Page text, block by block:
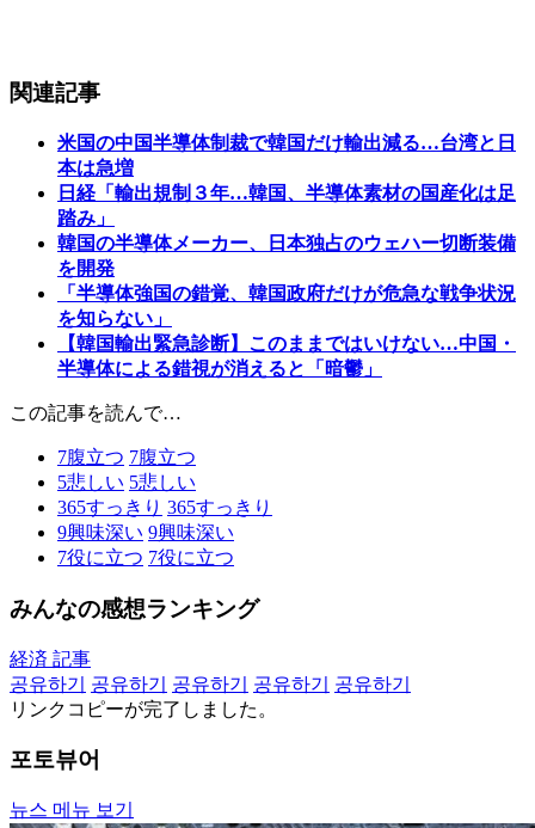
関連記事
米国の中国半導体制裁で韓国だけ輸出減る…台湾と日
本は急増
日経「輸出規制３年…韓国、半導体素材の国産化は足
踏み」
韓国の半導体メーカー、日本独占のウェハー切断装備
を開発
「半導体強国の錯覚、韓国政府だけが危急な戦争状況
を知らない」
【韓国輸出緊急診断】このままではいけない…中国・
半導体による錯視が消えると「暗鬱」
この記事を読んで…
7腹立つ 7腹立つ
5悲しい 5悲しい
365すっきり 365すっきり
9興味深い 9興味深い
7役に立つ 7役に立つ
みんなの感想ランキング
経済 記事
공유하기
공유하기 공유하기 공유하기
공유하기
リンクコピーが完了しました。
포토뷰어
뉴스 메뉴 보기